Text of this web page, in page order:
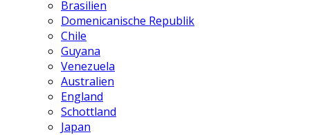
Brasilien
Domenicanische Republik
Chile
Guyana
Venezuela
Australien
England
Schottland
Japan